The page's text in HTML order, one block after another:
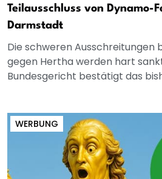
Teilausschluss von Dynamo-
Darmstadt
Die schweren Ausschreitungen
gegen Hertha werden hart
Bundesgericht bestätigt das
WERBUNG